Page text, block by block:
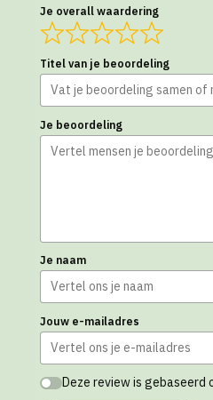
Je overall waardering
Titel van je beoordeling
Je beoordeling
Je naam
Jouw e-mailadres
Deze review is gebaseerd